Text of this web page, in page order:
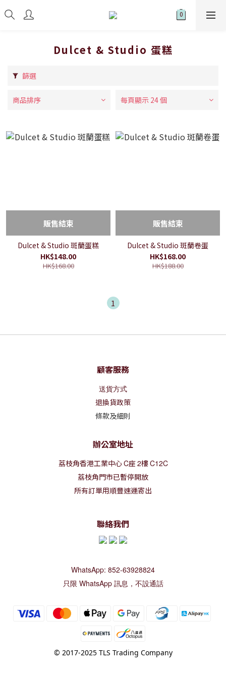
Dulcet & Studio 蛋糕
篩選
商品排序 每頁顯示 24 個
販售結束
Dulcet & Studio 斑蘭蛋糕
HK$148.00
HK$168.00
販售結束
Dulcet & Studio 斑蘭卷蛋
HK$168.00
HK$188.00
1
顧客服務
送貨方式
退換貨政策
條款及細則
辦公室地址
荔枝角香港工業中心C座2樓C12C
荔枝角門市已暫停開放
所有訂單用順豐速運寄出
聯絡我們
WhatsApp: 852-63928824
只限 WhatsApp 訊息，不設通話
© 2017-2025 TLS Trading Company